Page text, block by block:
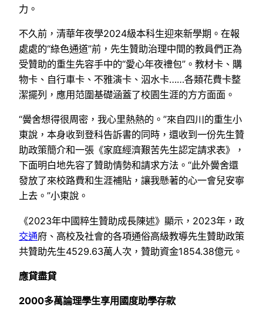
力。
不久前，清華年夜學2024級本科生迎來新學期。在報
處處的“綠色通道”前，先生贊助治理中間的教員們正為
受贊助的重生先容手中的“愛心年夜禮包”。教材卡、購
物卡、自行車卡、不雅演卡、泅水卡……各類花費卡整
潔擺列，應用范圍基礎涵蓋了校園生涯的方方面面。
“黌舍想得很周密，我心里熱熱的。”來自四川的重生小
東說，本身收到登科告訴書的同時，還收到一份先生贊
助政策簡介和一張《家庭經濟艱苦先生認定請求表》，
下面明白地先容了贊助情勢和請求方法。“此外黌舍還
發放了來校路費和生涯補貼，讓我懸著的心一會兒安寧
上去。”小東說。
《2023年中國粹生贊助成長陳述》顯示，2023年，政
交通府、高校及社會的各項通俗高級教導先生贊助政策
共贊助先生4529.63萬人次，贊助資金1854.38億元。
應貸盡貸
2000多萬論理學生享用國度助學存款